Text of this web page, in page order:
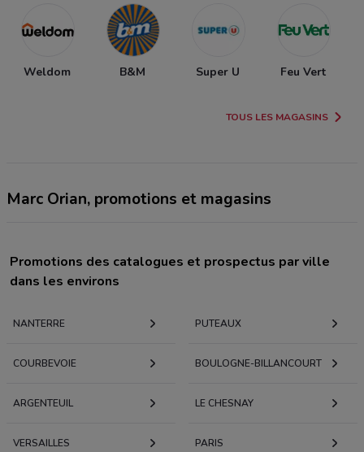
Weldom B&M Super U Feu Vert
TOUS LES MAGASINS
Marc Orian, promotions et magasins
Promotions des catalogues et prospectus par ville
dans les environs
NANTERRE PUTEAUX
COURBEVOIE BOULOGNE-BILLANCOURT
ARGENTEUIL LE CHESNAY
VERSAILLES PARIS